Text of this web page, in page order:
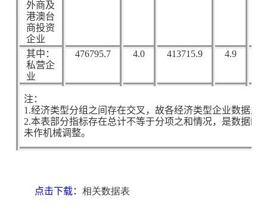
外商及
港澳台
商投资
企业
其中：
私营企
业
476795.7 4.0 413715.9 4.9
注：
1.经济类型分组之间存在交叉，故各经济类型企业数据之
2.本表部分指标存在总计不等于分项之和情况，是数据四
未作机械调整。
点击下载：相关数据表